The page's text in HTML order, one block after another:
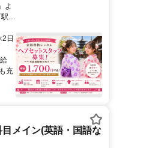
」
日
充
メイン(英語・国語な